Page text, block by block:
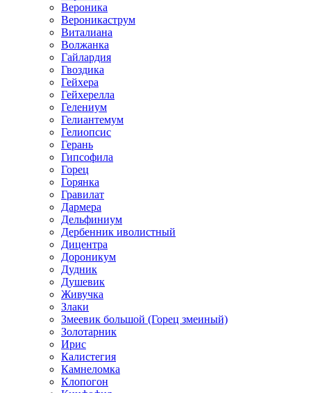
Вероника
Вероникаструм
Виталиана
Волжанка
Гайлардия
Гвоздика
Гейхера
Гейхерелла
Гелениум
Гелиантемум
Гелиопсис
Герань
Гипсофила
Горец
Горянка
Гравилат
Дармера
Дельфиниум
Дербенник иволистный
Дицентра
Дороникум
Дудник
Душевик
Живучка
Злаки
Змеевик большой (Горец змеиный)
Золотарник
Ирис
Калистегия
Камнеломка
Клопогон